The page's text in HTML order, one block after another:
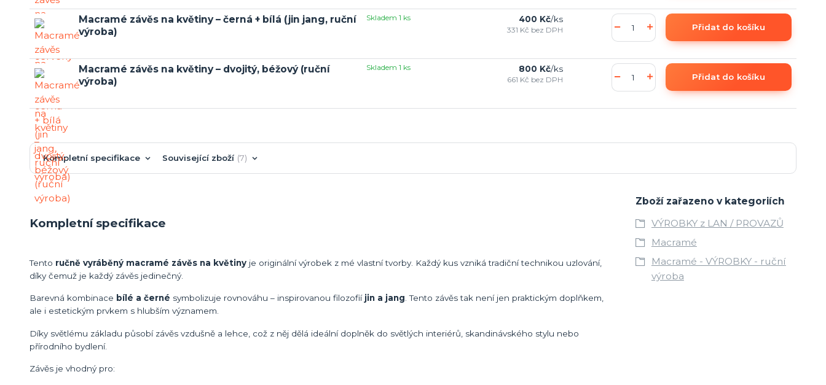
Macramé závěs na květiny – černá + bílá (jin jang, ruční
výroba)
400 Kč/ks
331 Kč bez DPH
Skladem 1 ks
Přidat do košíku
Macramé závěs na květiny – dvojitý, béžový (ruční
výroba)
800 Kč/ks
661 Kč bez DPH
Skladem 1 ks
Přidat do košíku
Kompletní specifikace Související zboží 7
Kompletní specifikace
Tento ručně vyráběný macramé závěs na květiny je originální výrobek z mé vlastní tvorby. Každý kus vzniká tradiční technikou uzlování,
díky čemuž je každý závěs jedinečný.
Barevná kombinace bílé a černé symbolizuje rovnováhu – inspirovanou filozofií jin a jang. Tento závěs tak není jen praktickým doplňkem,
ale i estetickým prvkem s hlubším významem.
Díky světlému základu působí závěs vzdušně a lehce, což z něj dělá ideální doplněk do světlých interiérů, skandinávského stylu nebo
přírodního bydlení.
Závěs je vhodný pro:
Zboží zařazeno v kategoriích
VÝROBKY z LAN / PROVAZŮ
Macramé
Macramé - VÝROBKY - ruční
výroba